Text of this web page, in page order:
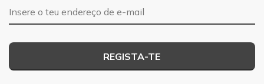
Endereço de e-mail
REGISTA-TE